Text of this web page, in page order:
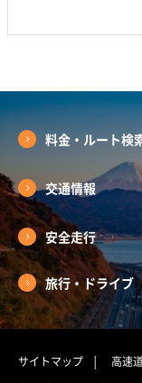
料金・ルート検
交通情報
安全走行
旅行・ドライブ
サイトマップ 高速